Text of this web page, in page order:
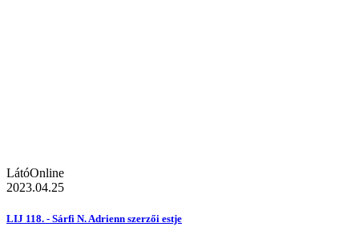
LátóOnline
2023.04.25
LIJ 118. - Sárfi N. Adrienn szerzői estje